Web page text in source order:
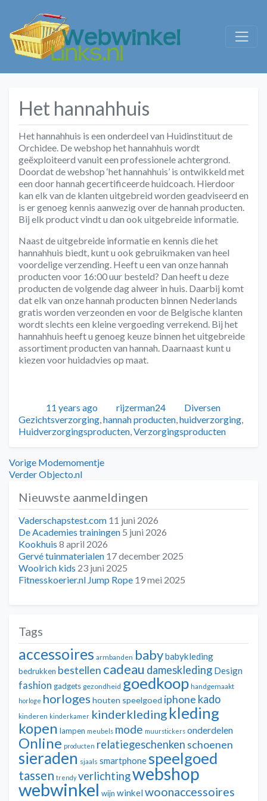
Het hannahhuis
Het hannahhuis is een onderdeel van Huidinstituut de
Orchidee. De webshop het hannahhuis wordt
geëxploiteerd vanuit een professionele achtergrond.
Doordat de webshop ‘het hannahhuis’ is ontwikkeld met
een door hannah gecertificeerde huidcoach. Hierdoor
kan elk van de klanten uitgebreid worden geadviseerd en
is er genoeg kennis aanwezig over de hannah producten.
Bij elk product vindt u dan ook uitgebreide informatie.
Naast de uitgebreide informatie en kennis die het
hannahhuis biedt, kunt u ook gebruikmaken van heel
voordelige verzending. Heeft u een van onze hannah
producten voor 16:00 uur besteld? Dan heeft u deze
producten de volgende dag alweer in huis. Daarbij komt
dat elk van onze hannah producten binnen Nederlands
gratis worden verzeonden en voor de Belgische klanten
wordt slechts een kleine vergoeding verrekend. Bij het
hannahhuis heeft u genoeg keuze binnen het uitgebreide
assortiment producten van hannah. Daarnaast kunt u
kiezen voor huidadvies op maat.
Geplaatst
11 years ago Auteur
rijzerman24 Categorieën
Diversen
Gezichtsverzorging hannah producten huidverzorging
Huidverzorgingsproducten Verzorgingsproducten
Bericht
navigatie
Vorige Vorig
bericht:
Modemomentje
VerderVolgend
Objecto.nl
Nieuwste aanmeldingen
Vaderschapstest.com 11 juni 2026
De Academies trainingen 5 juni 2026
Kookhuis 8 april 2026
Gervé tuinmaterialen 17 december 2025
Woolrich kids 23 juni 2025
Fitnesskoerier.nl Jump Rope 19 mei 2025
Tags
accessoires armbanden babybabykleding
bedrukken bestellen cadeau dameskleding Design
fashion gadgets gezondheid goedkoop handgemaakt
horloge horloges houten speelgoed iphone kado
kinderen kinderkamer kinderkleding kleding
kopen lampen meubels mode muurstickers onderdelen
Online producten relatiegeschenken schoenen
sieraden sjaals smartphonespeelgoed
tassen trendy verlichtingwebshop
webwinkel wijn winkelwoonaccessoires